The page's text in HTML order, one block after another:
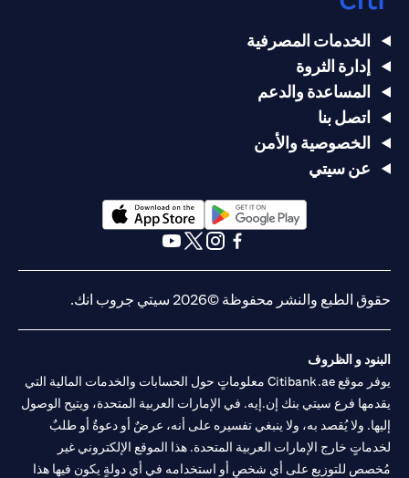
الخدمات المصرفية
إدارة الثروة
المساعدة والدعم
اتصل بنا
الخصوصية والأمن
عن سيتي
opens in a new tab
opens in a new tab
حقوق الطبع والنشر محفوظة ©2026 سيتي جروب انك.
البنود و الظروف
يوفر موقع Citibank.ae معلوماتٍ حول الحسابات والخدمات المالية التي
يقدمها فرع سيتي بنك إن.إيه. في الإمارات العربية المتحدة، ويتيح الوصول
إليها. ولا يُقصد به، ولا ينبغي تفسيره على أنه، عرضٌ أو دعوةٌ أو طلبٌ
لخدماتٍ خارج الإمارات العربية المتحدة. هذا الموقع الإلكتروني غير
مُخصص للتوزيع على أي شخصٍ أو استخدامه في أي دولةٍ يكون فيها هذا